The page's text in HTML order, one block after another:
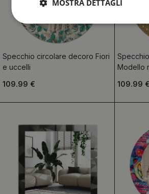
Specchio circolare decoro Fiori
e uccelli
109.99 €
Modello
109.99 €
MOSTRA DETTAGLI